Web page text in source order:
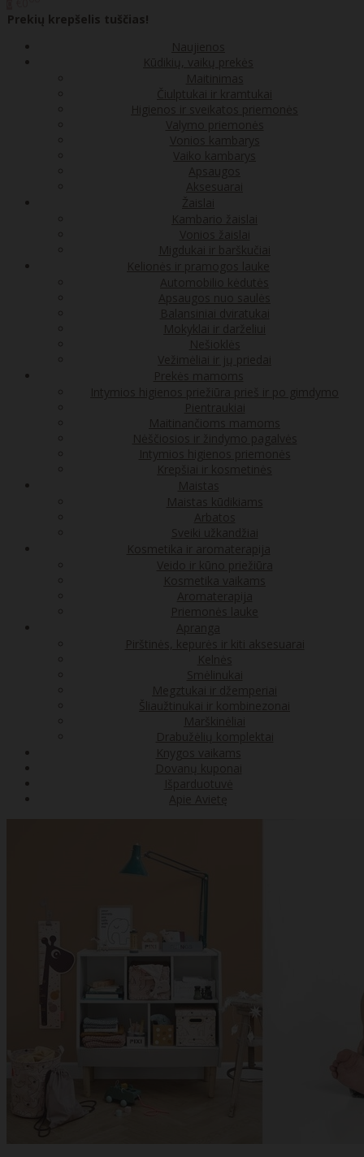
Prekių krepšelis tuščias!
Naujienos
Kūdikių, vaikų prekės
Maitinimas
Čiulptukai ir kramtukai
Higienos ir sveikatos priemonės
Valymo priemonės
Vonios kambarys
Vaiko kambarys
Apsaugos
Aksesuarai
Žaislai
Kambario žaislai
Vonios žaislai
Migdukai ir barškučiai
Kelionės ir pramogos lauke
Automobilio kėdutės
Apsaugos nuo saulės
Balansiniai dviratukai
Mokyklai ir darželiui
Nešioklės
Vežimėliai ir jų priedai
Prekės mamoms
Intymios higienos priežiūra prieš ir po gimdymo
Pientraukiai
Maitinančioms mamoms
Nėščiosios ir žindymo pagalvės
Intymios higienos priemonės
Krepšiai ir kosmetinės
Maistas
Maistas kūdikiams
Arbatos
Sveiki užkandžiai
Kosmetika ir aromaterapija
Veido ir kūno priežiūra
Kosmetika vaikams
Aromaterapija
Priemonės lauke
Apranga
Pirštinės, kepurės ir kiti aksesuarai
Kelnės
Smėlinukai
Megztukai ir džemperiai
Šliaužtinukai ir kombinezonai
Marškinėliai
Drabužėlių komplektai
Knygos vaikams
Dovanų kuponai
Išparduotuvė
Apie Avietę